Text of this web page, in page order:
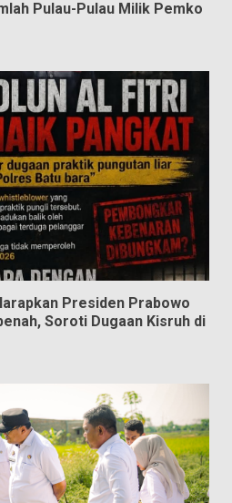
Pulau-Pulau Milik Pemko
Presiden Prabowo
Soroti Dugaan Kisruh di